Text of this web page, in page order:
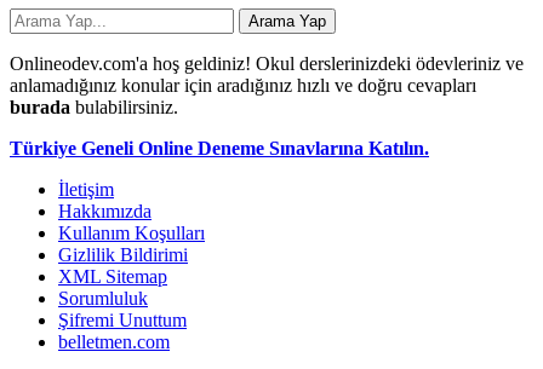
Onlineodev.com'a hoş geldiniz! Okul derslerinizdeki ödevleriniz ve
anlamadığınız konular için aradığınız hızlı ve doğru cevapları
burada bulabilirsiniz.
Türkiye Geneli Online Deneme Sınavlarına Katılın.
İletişim
Hakkımızda
Kullanım Koşulları
Gizlilik Bildirimi
XML Sitemap
Sorumluluk
Şifremi Unuttum
belletmen.com